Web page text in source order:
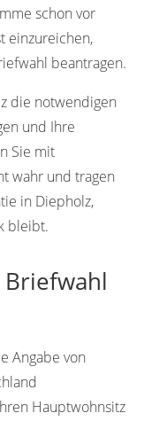
schon vor
einzureichen,
beantragen.
die notwendigen
und Ihre
Sie mit
wahr und tragen
in Diepholz,
bleibt.
Angabe von
Hauptwohnsitz